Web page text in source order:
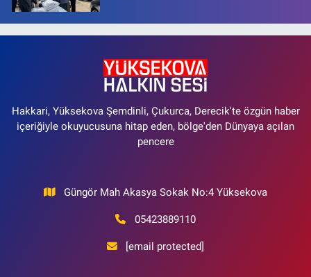
Hakkari, Yüksekova Şemdinli, Çukurca, Derecik'te özgün haber
içeriğiyle okuyucusuna hitap eden, bölge'den Dünyaya açılan
pencere
Güngör Mah Akasya Sokak No:4 Yüksekova
05423889110
[email protected]